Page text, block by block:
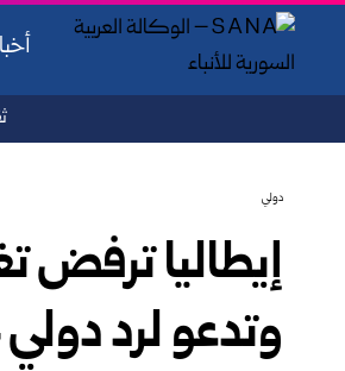
دولي
إيطاليا ترفض
وتدعو لرد